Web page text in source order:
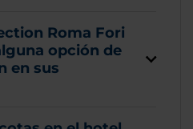
Roma Fori
opción de
en sus